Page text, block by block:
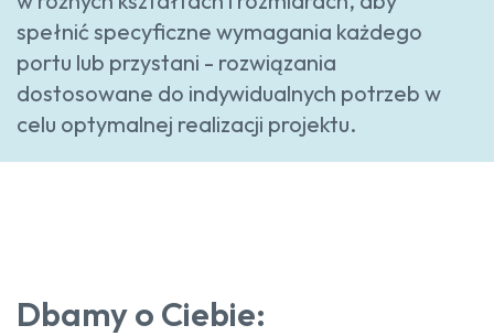
spełnić specyficzne wymagania każdego
portu lub przystani - rozwiązania
dostosowane do indywidualnych potrzeb w
celu optymalnej realizacji projektu.
Dbamy o Ciebie: